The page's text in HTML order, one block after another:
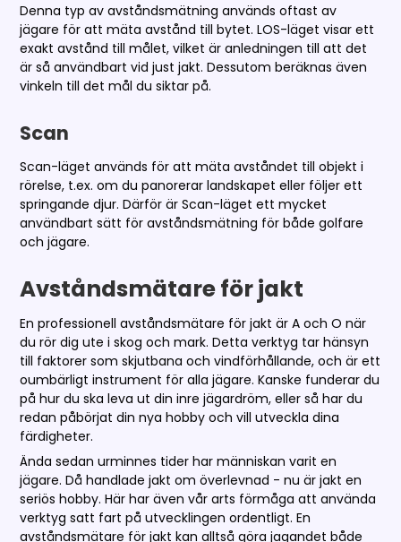
Denna typ av avståndsmätning används oftast av
jägare för att mäta avstånd till bytet. LOS-läget visar ett
exakt avstånd till målet, vilket är anledningen till att det
är så användbart vid just jakt. Dessutom beräknas även
vinkeln till det mål du siktar på.
Scan
Scan-läget används för att mäta avståndet till objekt i
rörelse, t.ex. om du panorerar landskapet eller följer ett
springande djur. Därför är Scan-läget ett mycket
användbart sätt för avståndsmätning för både golfare
och jägare.
Avståndsmätare för jakt
En professionell avståndsmätare för jakt är A och O när
du rör dig ute i skog och mark. Detta verktyg tar hänsyn
till faktorer som skjutbana och vindförhållande, och är ett
oumbärligt instrument för alla jägare. Kanske funderar du
på hur du ska leva ut din inre jägardröm, eller så har du
redan påbörjat din nya hobby och vill utveckla dina
färdigheter.
Ända sedan urminnes tider har människan varit en
jägare. Då handlade jakt om överlevnad - nu är jakt en
seriös hobby. Här har även vår arts förmåga att använda
verktyg satt fart på utvecklingen ordentligt. En
avståndsmätare för jakt kan alltså göra jagandet både